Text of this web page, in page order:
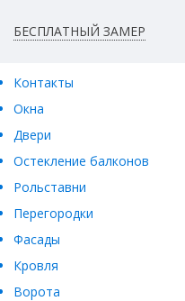
БЕСПЛАТНЫЙ ЗАМЕР
Контакты
Окна
Двери
Остекление балконов
Рольставни
Перегородки
Фасады
Кровля
Ворота